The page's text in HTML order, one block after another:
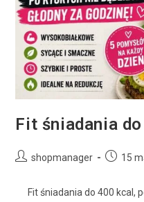
Fit śniadania
shopmanager 15
Fit śniadania do 400 kcal,